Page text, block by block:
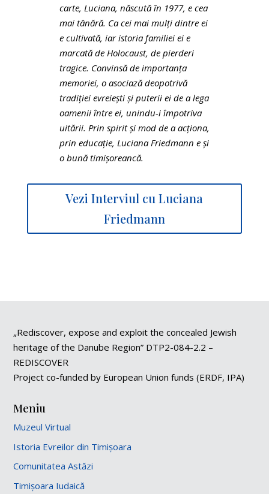
carte, Luciana, născută în 1977, e cea
mai tânără. Ca cei mai mulţi dintre ei
e cultivată, iar istoria familiei ei e
marcată de Holocaust, de pierderi
tragice. Convinsă de importanţa
memoriei, o asociază deopotrivă
tradiţiei evreieşti şi puterii ei de a lega
oamenii între ei, unindu-i împotriva
uitării. Prin spirit şi mod de a acţiona,
prin educaţie, Luciana Friedmann e şi
o bună timişoreancă.
Vezi Interviul cu Luciana
Friedmann
„Rediscover, expose and exploit the concealed Jewish
heritage of the Danube Region” DTP2-084-2.2 –
REDISCOVER
Project co-funded by European Union funds (ERDF, IPA)
Meniu
Muzeul Virtual
Istoria Evreilor din Timișoara
Comunitatea Astăzi
Timișoara Iudaică